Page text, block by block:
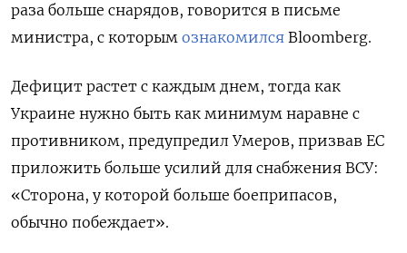
раза больше снарядов, говорится в письме
министра, с которым ознакомился Bloomberg.
Дефицит растет с каждым днем, тогда как
Украине нужно быть как минимум наравне с
противником, предупредил Умеров, призвав ЕС
приложить больше усилий для снабжения ВСУ:
«Сторона, у которой больше боеприпасов,
обычно побеждает».